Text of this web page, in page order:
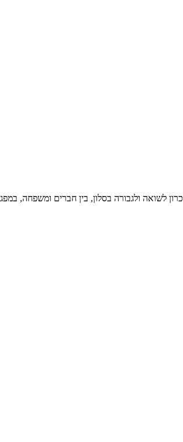
לשואה ולגבורה בסלון, בין חברים ומשפחה,